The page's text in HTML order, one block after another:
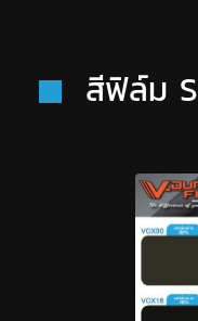
สีฟิล์ม